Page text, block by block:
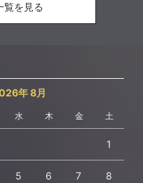
覧を見る
年 8月
水 木 金 土
1
5 6 7 8